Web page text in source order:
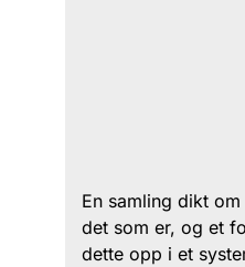
En samling dikt
det som er, og et
dette opp i et